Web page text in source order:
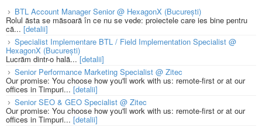
BTL Account Manager Senior @ HexagonX (București)
Rolul ăsta se măsoară în ce nu se vede: proiectele care ies bine pentru
că... [detalii]
Specialist Implementare BTL / Field Implementation Specialist @
HexagonX (București)
Lucrăm dintr-o hală... [detalii]
Senior Performance Marketing Specialist @ Zitec
Our promise: You choose how you'll work with us: remote-first or at our
offices in Timpuri... [detalii]
Senior SEO & GEO Specialist @ Zitec
Our promise: You choose how you'll work with us: remote-first or at our
offices in Timpuri... [detalii]